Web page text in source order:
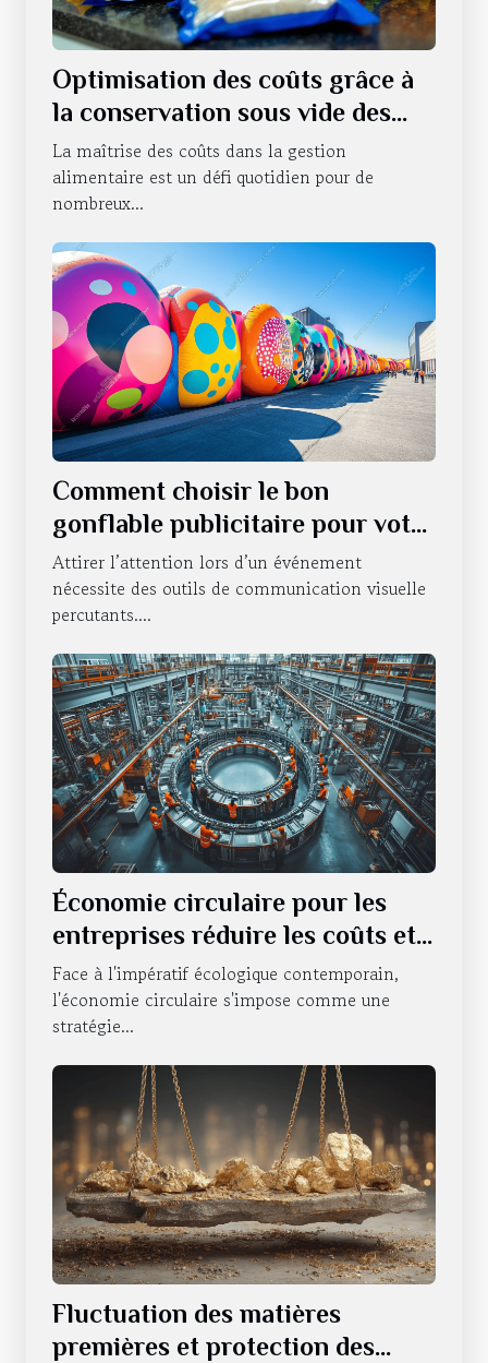
Optimisation des coûts grâce à
la conservation sous vide des
produits alimentaires
La maîtrise des coûts dans la gestion
alimentaire est un défi quotidien pour de
nombreux...
Comment choisir le bon
gonflable publicitaire pour votre
événement ?
Attirer l’attention lors d’un événement
nécessite des outils de communication visuelle
percutants....
Économie circulaire pour les
entreprises réduire les coûts et
l'impact environnemental
Face à l'impératif écologique contemporain,
l'économie circulaire s'impose comme une
stratégie...
Fluctuation des matières
premières et protection des